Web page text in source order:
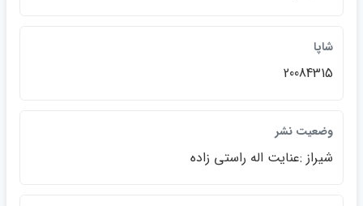
شاپا
20084315
وضعيت نشر
شيراز :عنايت اله راستي زاده